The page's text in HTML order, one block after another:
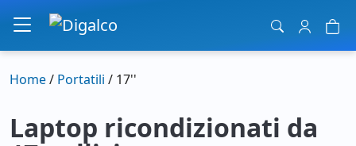
Navigazione principale
Home/ Portatili / 17''
Laptop ricondizionati da